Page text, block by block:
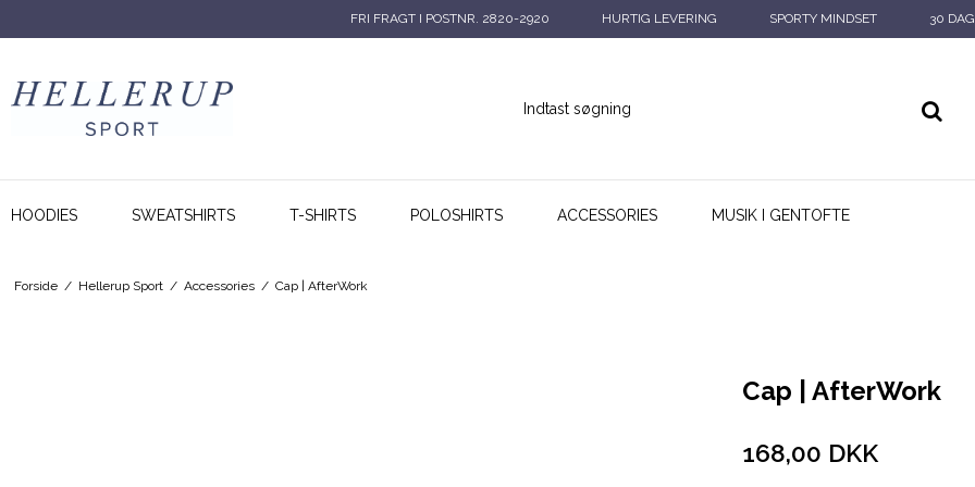
FRI FRAGT I POSTNR. 2820-2920 HURTIG LEVERING SPORTY MINDSET 30
HOODIES SWEATSHIRTS T-SHIRTS POLOSHIRTS ACCESSORIES MUSIK I GENTOFTE
Forside / Hellerup Sport / Accessories / Cap | AfterWork
Cap | AfterWork
168,00 DKK